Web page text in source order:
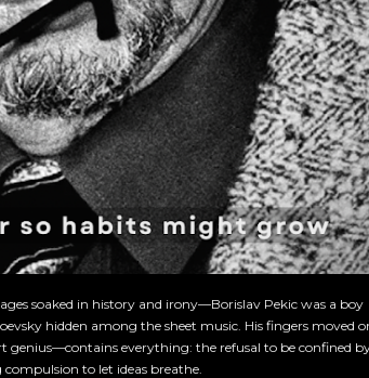
soaked in history and irony—Borislav Pekic was a boy
hidden among the sheet music. His fingers moved
everything: the refusal to be confined
to let ideas breathe.